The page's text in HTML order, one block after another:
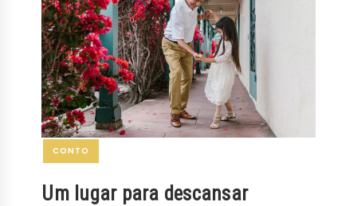
CONTO
Um lugar para descansar